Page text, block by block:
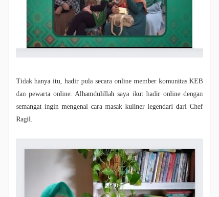
Tidak hanya itu, hadir pula secara online member komunitas KEB
dan pewarta online. Alhamdulillah saya ikut hadir online dengan
semangat ingin mengenal cara masak kuliner legendari dari Chef
Ragil.